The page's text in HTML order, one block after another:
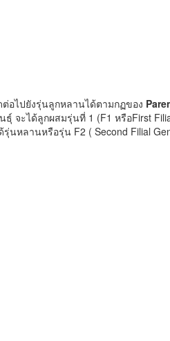
ไปยังรุ่นลูกหลานได้ตามกฏของ
จะได้ลูกผสมรุ่นที่ 1 (F1 หรือFirst
หลานหรือรุ่น F2 ( Second Filial